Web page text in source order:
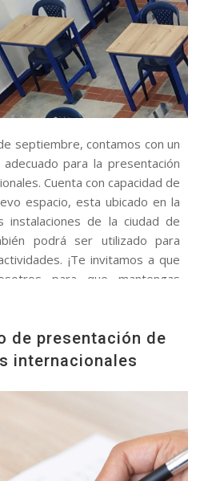
septiembre, contamos con un
para la presentación
Cuenta con capacidad de
espacio, esta ubicado en la
de la ciudad de
podrá ser utilizado para
¡Te invitamos a que
para que mantengas
de presentación de
internacionales